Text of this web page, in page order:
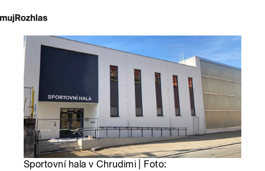
Sportovní hala v Chrudimi | Foto: